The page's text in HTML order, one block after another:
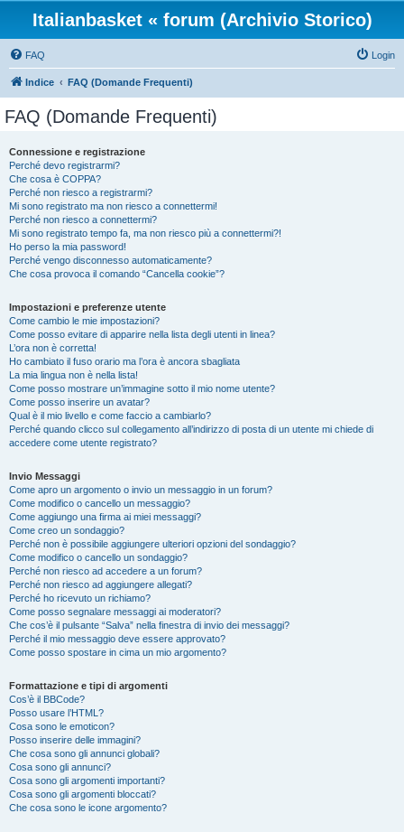
Italianbasket « forum (Archivio Storico)
FAQ Login
Indice FAQ (Domande Frequenti)
FAQ (Domande Frequenti)
Connessione e registrazione
Perché devo registrarmi?
Che cosa è COPPA?
Perché non riesco a registrarmi?
Mi sono registrato ma non riesco a connettermi!
Perché non riesco a connettermi?
Mi sono registrato tempo fa, ma non riesco più a connettermi?!
Ho perso la mia password!
Perché vengo disconnesso automaticamente?
Che cosa provoca il comando “Cancella cookie”?
Impostazioni e preferenze utente
Come cambio le mie impostazioni?
Come posso evitare di apparire nella lista degli utenti in linea?
L’ora non è corretta!
Ho cambiato il fuso orario ma l’ora è ancora sbagliata
La mia lingua non è nella lista!
Come posso mostrare un’immagine sotto il mio nome utente?
Come posso inserire un avatar?
Qual è il mio livello e come faccio a cambiarlo?
Perché quando clicco sul collegamento all’indirizzo di posta di un utente mi chiede di
accedere come utente registrato?
Invio Messaggi
Come apro un argomento o invio un messaggio in un forum?
Come modifico o cancello un messaggio?
Come aggiungo una firma ai miei messaggi?
Come creo un sondaggio?
Perché non è possibile aggiungere ulteriori opzioni del sondaggio?
Come modifico o cancello un sondaggio?
Perché non riesco ad accedere a un forum?
Perché non riesco ad aggiungere allegati?
Perché ho ricevuto un richiamo?
Come posso segnalare messaggi ai moderatori?
Che cos’è il pulsante “Salva” nella finestra di invio dei messaggi?
Perché il mio messaggio deve essere approvato?
Come posso spostare in cima un mio argomento?
Formattazione e tipi di argomenti
Cos’è il BBCode?
Posso usare l’HTML?
Cosa sono le emoticon?
Posso inserire delle immagini?
Che cosa sono gli annunci globali?
Cosa sono gli annunci?
Cosa sono gli argomenti importanti?
Cosa sono gli argomenti bloccati?
Che cosa sono le icone argomento?